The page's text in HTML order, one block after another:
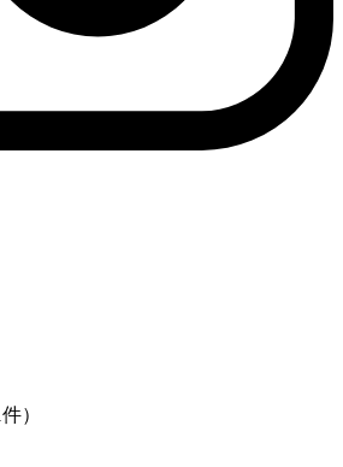
）